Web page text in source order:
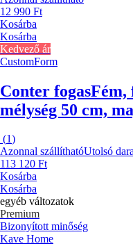
12 990 Ft
Kosárba
Kosárba
Kedvező ár
CustomForm
Conter fogasFém,
mélység 50 cm,
(1)
Azonnal szállíthatóUtolsó
113 120 Ft
Kosárba
Kosárba
egyéb változatok
Premium
Bizonyított minőség
Kave Home